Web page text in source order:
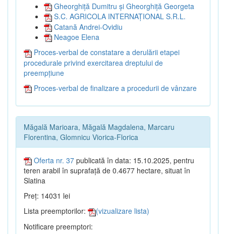
Gheorghiță Dumitru și Gheorghiță Georgeta
S.C. AGRICOLA INTERNAȚIONAL S.R.L.
Catană Andrei-Ovidiu
Neagoe Elena
Proces-verbal de constatare a derulării etapei
procedurale privind exercitarea dreptului de
preempțiune
Proces-verbal de finalizare a procedurii de vânzare
Măgală Marioara, Măgală Magdalena, Marcaru
Florentina, Glomnicu Viorica-Florica
Oferta nr. 37 publicată în data: 15.10.2025, pentru
teren arabil în suprafață de 0.4677 hectare, situat în
Slatina
Preț: 14031 lei
Lista preemptorilor:
(vizualizare lista)
Notificare preemptori: